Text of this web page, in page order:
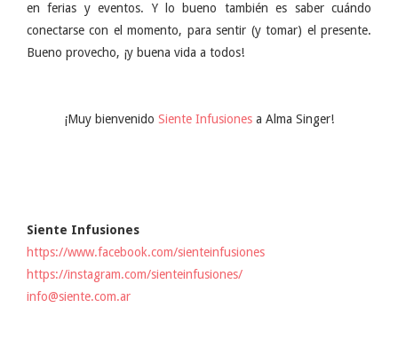
en ferias y eventos. Y lo bueno también es saber cuándo
conectarse con el momento, para sentir (y tomar) el presente.
Bueno provecho, ¡y buena vida a todos!
¡Muy bienvenido Siente Infusiones a Alma Singer!
Siente Infusiones
https://www.facebook.com/sienteinfusiones
https://instagram.com/sienteinfusiones/
info@siente.com.ar